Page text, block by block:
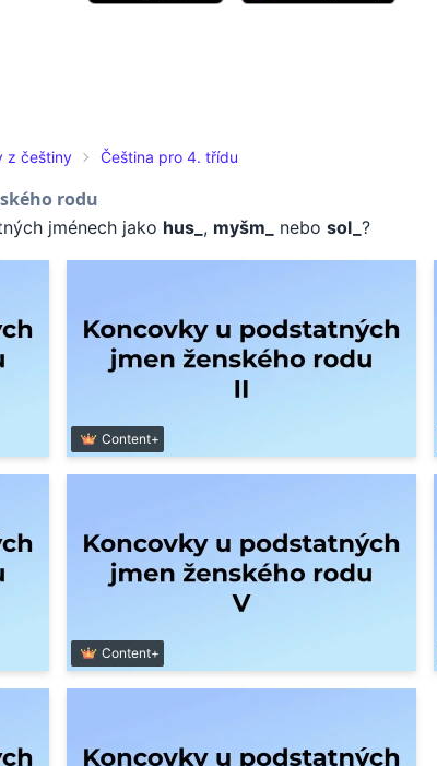
z češtiny Čeština pro 4. třídu
rodu
jménech jako hus_ , myšm_ nebo sol_ ?
Content+
Content+